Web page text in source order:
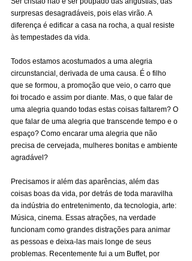
surpresas desagradáveis, pois elas virão. A
diferença é edificar a casa na rocha, a qual resiste
às tempestades da vida.
Todos estamos acostumados a uma alegria
circunstancial, derivada de uma causa. É o filho
que se formou, a promoção que veio, o carro que
foi trocado e assim por diante. Mas, o que falar de
uma alegria quando todas estas coisas faltarem? O
que falar de uma alegria que transcende tempo e o
espaço? Como encarar uma alegria que não
precisa de cervejada, mulheres bonitas e ambiente
agradável?
Precisamos ir além das aparências, além das
coisas boas da vida, por detrás de toda maravilha
da indústria do entretenimento, da tecnologia, arte:
Música, cinema. Essas atrações, na verdade
funcionam como grandes distrações para animar
as pessoas e deixa-las mais longe de seus
problemas. Recentemente fui a um Buffet, por